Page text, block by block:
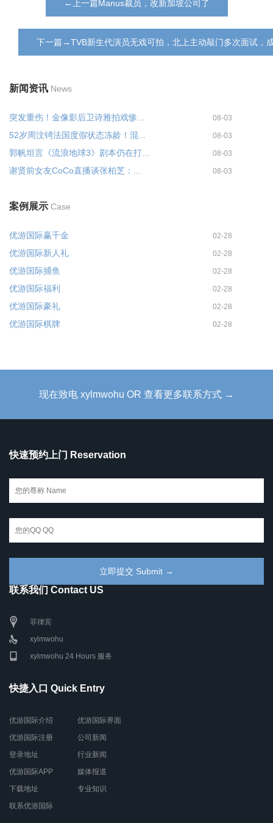
←上一篇Manus裁员，改新加坡公司了
下一篇→TVB新生代演员无戏可拍，北上主动敲门多次面试，
新闻资讯 News
突发重伤！金像影后卫诗雅拍戏惨... 08-03
52岁周汶锜法国度假状态冻龄！混... 08-03
郭帆坦言《流浪地球3》剧本仍在打... 08-03
谢贤前女友CoCo直播谈张柏芝：... 08-03
案例展示 Case
优游国际赢千金 02-28
优游国际新人礼 02-28
优游国际捕鱼 02-28
优游国际福利 02-28
优游国际豪礼 02-28
优游国际棋牌 02-28
现在致电 xylmwohu OR 查看更多联系方式 →
快速预约上门 Reservation
联系我们 Contact US
菲律宾
xylmwohu
xylmwohu 24 Hours 服务
快捷入口 Quick Entry
优游国际介绍
优游国际注册
登录地址
优游国际APP
下载地址
联系优游国际
优游国际界面
公司新闻
行业新闻
媒体报道
专业知识